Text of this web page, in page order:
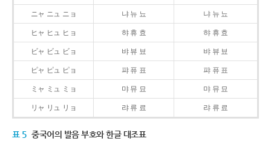
ニャ ニュ ニョ 냐 뉴 뇨 냐 뉴 뇨
ヒャ ヒュ ヒョ 햐 휴 효 햐 휴 효
ビャ ビュ ビョ 뱌 뷰 뵤 뱌 뷰 뵤
ピャ ピュ ピョ 퍄 퓨 표 퍄 퓨 표
ミャ ミュ ミョ 먀 뮤 묘 먀 뮤 묘
リャ リュ リョ 랴 류 료 랴 류 료
표 5 중국어의 발음 부호와 한글 대조표